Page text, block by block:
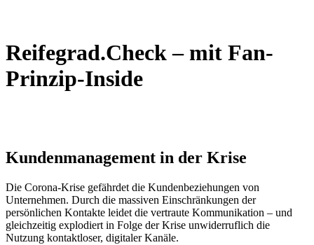
Reifegrad.Check – mit Fan-
Prinzip-Inside
Kundenmanagement in der Krise
Die Corona-Krise gefährdet die Kundenbeziehungen von
Unternehmen. Durch die massiven Einschränkungen der
persönlichen Kontakte leidet die vertraute Kommunikation – und
gleichzeitig explodiert in Folge der Krise unwiderruflich die
Nutzung kontaktloser, digitaler Kanäle.